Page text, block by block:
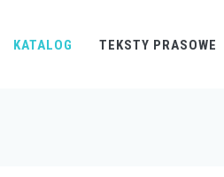
KATALOG TEKSTY PRASOWE